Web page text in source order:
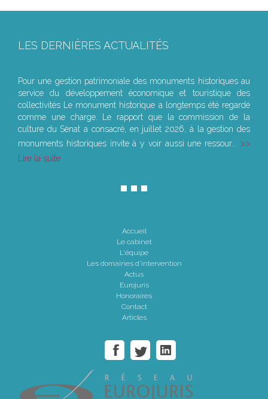
LES DERNIÈRES ACTUALITÉS
Pour une gestion patrimoniale des monuments historiques au
service du développement économique et touristique des
collectivités Le monument historique a longtemps été regardé
comme une charge. Le rapport que la commission de la
culture du Sénat a consacré, en juillet 2026, à la gestion des
monuments historiques invite à y voir aussi une ressour...
Lire la suite
Accueil
Le cabinet
L'équipe
Les domaines d'intervention
Actus
Eurojuris
Honoraires
Contact
Articles